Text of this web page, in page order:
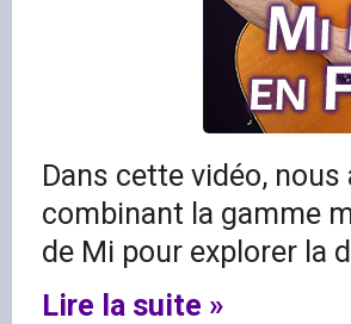
Dans cette vidéo,
combinant la gamme
de Mi pour explorer la
Lire la suite »